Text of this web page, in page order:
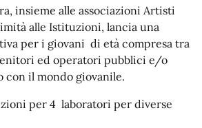
insieme alle associazioni Artisti
alle Istituzioni, lancia una
per i giovani di età compresa tra
ed operatori pubblici e/o
con il mondo giovanile.
per 4 laboratori per diverse